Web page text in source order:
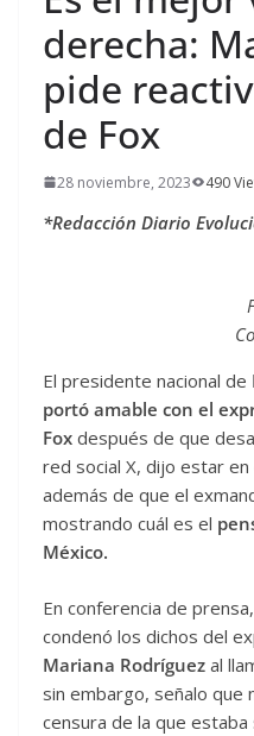
derecha:
pide
de Fox
28 noviembre, 2023 490
*Redacción Diario
El presidente nacional de
portó amable con el
Fox después de que
red social X, dijo estar
además de que el
mostrando cuál es el
México.
En conferencia de
condenó los dichos del
Mariana Rodríguez al
sin embargo, señalo que
censura de la que